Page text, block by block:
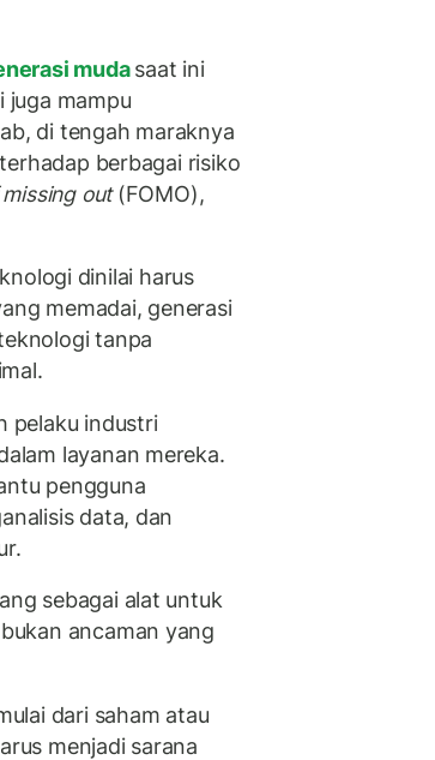
mudasaat ini
juga mampu
di tengah maraknya
berbagai risiko
out(FOMO),
dinilai harus
memadai, generasi
tanpa
pelaku industri
layanan mereka.
pengguna
data, dan
sebagai alat untuk
ancaman yang
dari saham atau
menjadi sarana